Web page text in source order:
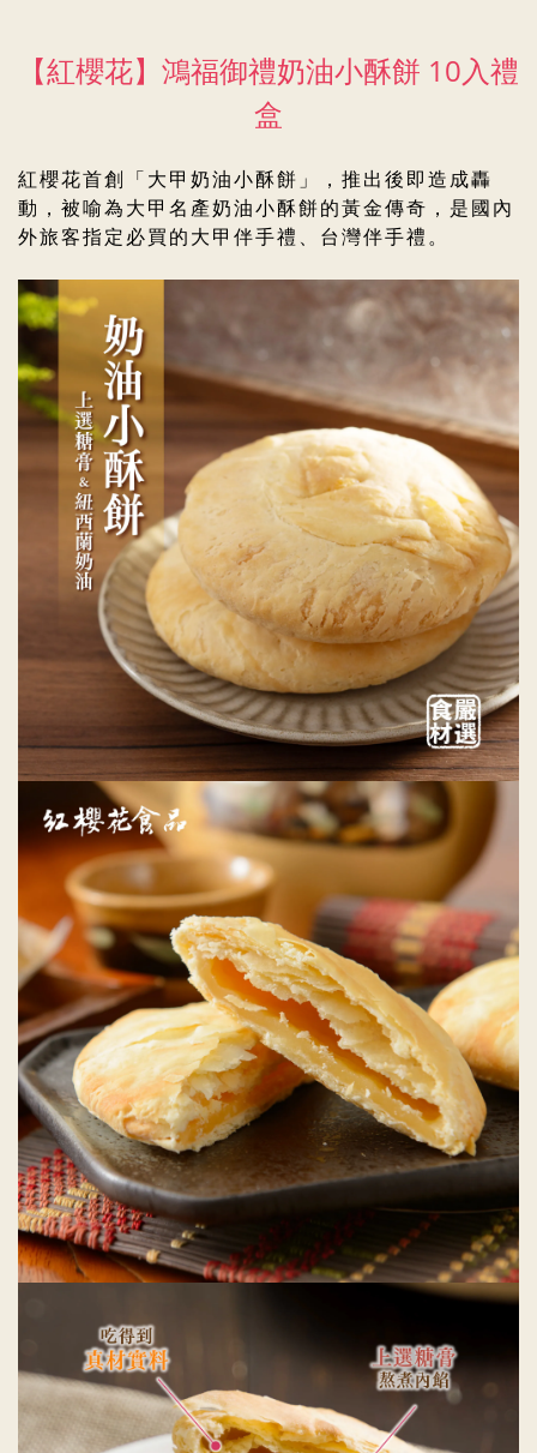
【紅櫻花】 鴻福御禮奶油小酥餅 10入禮
盒
紅櫻花首創「大甲奶油小酥餅」，推出後即造成轟
動，被喻為大甲名產奶油小酥餅的黃金傳奇，是國內
外旅客指定必買的大甲伴手禮、台灣伴手禮。